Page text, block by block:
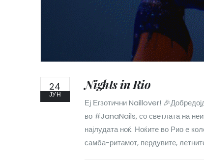
24
ЈУН
Nights in Rio
Еј Егзотични Naillover!
во #JanaNails, со светлата на
најлудата ноќ. Ноќите во Рио е
самба-ритамот, пердувите,